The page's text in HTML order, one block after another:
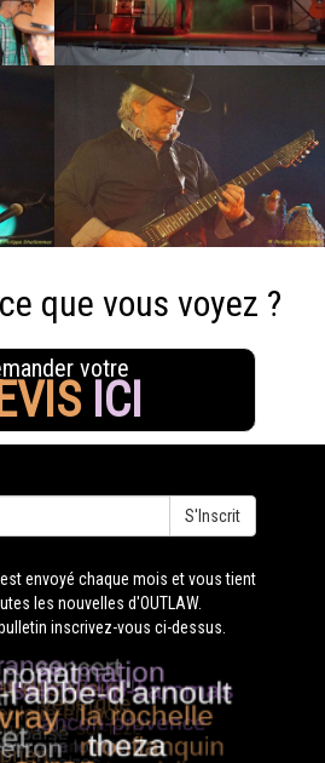
que vous voyez ?
votre
ICI
S'Inscrit
est envoyé chaque mois et vous tient
les nouvelles d'OUTLAW.
inscrivez-vous ci-dessus.